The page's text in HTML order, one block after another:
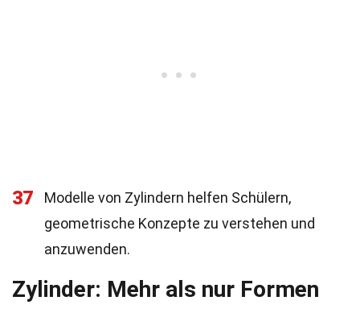
37
Modelle von Zylindern helfen Schülern,
geometrische Konzepte zu verstehen und
anzuwenden.
Zylinder: Mehr als nur Formen